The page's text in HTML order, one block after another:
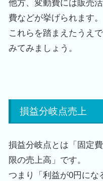
他方、変動費には販売
費などが挙げられます。
これらを踏まえたうえ
みてみましょう。
損益分岐点売上
損益分岐点とは「固定
限の売上高」です。
つまり「利益が0円にな